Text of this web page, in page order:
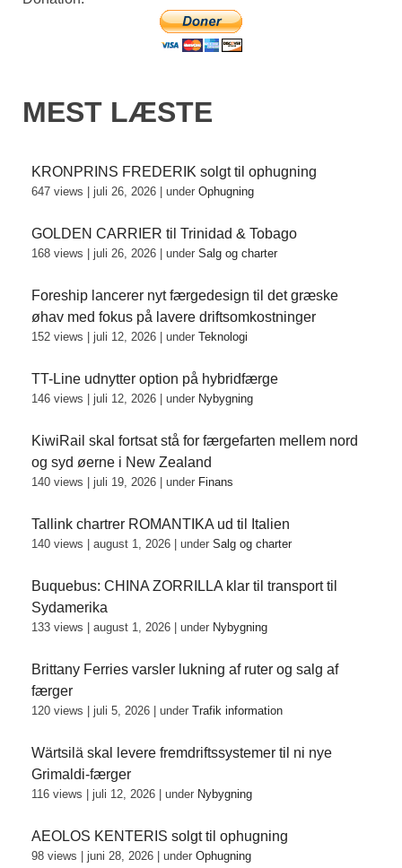
MEST LÆSTE
KRONPRINS FREDERIK solgt til ophugning
647 views juli 26, 2026 under Ophugning
GOLDEN CARRIER til Trinidad & Tobago
168 views juli 26, 2026 under Salg og charter
Foreship lancerer nyt færgedesign til det græske
øhav med fokus på lavere driftsomkostninger
152 views juli 12, 2026 under Teknologi
TT-Line udnytter option på hybridfærge
146 views juli 12, 2026 under Nybygning
KiwiRail skal fortsat stå for færgefarten mellem nord
og syd øerne i New Zealand
140 views juli 19, 2026 under Finans
Tallink chartrer ROMANTIKA ud til Italien
140 views august 1, 2026 under Salg og charter
Buquebus: CHINA ZORRILLA klar til transport til
Sydamerika
133 views august 1, 2026 under Nybygning
Brittany Ferries varsler lukning af ruter og salg af
færger
120 views juli 5, 2026 under Trafik information
Wärtsilä skal levere fremdriftssystemer til ni nye
Grimaldi-færger
116 views juli 12, 2026 under Nybygning
AEOLOS KENTERIS solgt til ophugning
98 views juni 28, 2026 under Ophugning